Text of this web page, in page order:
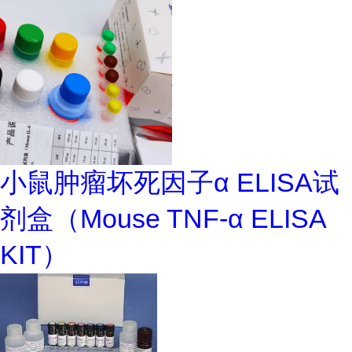
小鼠肿瘤坏死因子α ELISA试
剂盒（Mouse TNF-α ELISA
KIT）